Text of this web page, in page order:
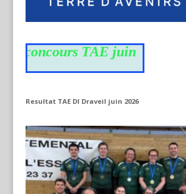
concours TAE juin
Resultat TAE DI Draveil juin 2026